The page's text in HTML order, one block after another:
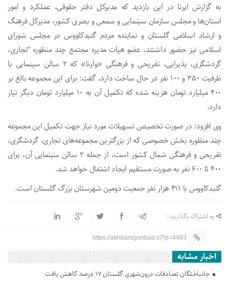
به گزارش ایرنا در این بازدید که مدیرکل دفتر حقوقی، عملکرد و امور
استان‌ها و مجلس سازمان سینمایی و سمعی و بصری کشور، مدیرکل فرهنگ
و ارشاد اسلامی گلستان و نماینده مردم گنبدکاووس در مجلس شورای
اسلامی نیز حضور داشتند، عضو هیات مدیره مجتمع چند منظوره “تجاری،
گردشگری، پذیرایی، تفریحی و فرهنگی «وارنا» که ۲ سالن سینمایی با
ظرفیت ۳۵۰ و ۱۰۰ نفر در حال ساخت دارد، گفت: برای این مجموعه بالغ بر
۴۰۰ میلیارد تومان هزینه شده که تکمیل آن به ۱۰ میلیارد تومان دیگر نیاز
دارد.
وی افزود: در صورت تخصیص تسهیلات مورد نیاز جهت تکمیل این مجموعه
چند منظوره بخش خصوصی که از بزرگترین مجموعه‌های تجاری، گردشگری،
تفریحی و فرهنگی شمال کشور است، از جمله ۲ سالن سینمایی آن، برای
۴۰۰ تا ۶۰۰ نفر به صورت مستقیم ایجاد اشتغال خواهد شد.
گنبدکاووس با ۴۱۱ هزار نفر جمعیت دومین شهرستان بزرگ گلستان است.
به اشتراک بگذارید :
https://akhbaregonbad.ir/?p=4493
اخبار مشابه
جانباختگان تصادفات درون‌شهری گلستان ۱۷ درصد کاهش یافت